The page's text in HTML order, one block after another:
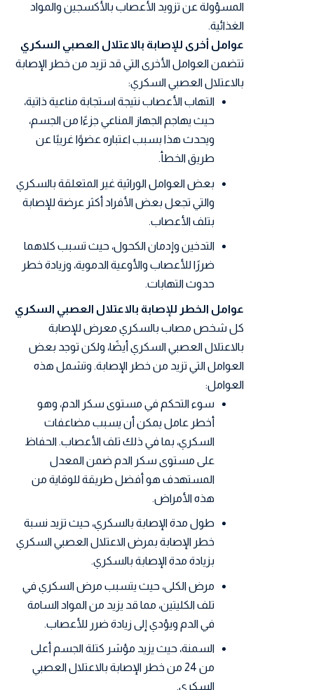
المسؤولة عن تزويد الأعصاب بالأكسجين والمواد
الغذائية.
عوامل أخرى للإصابة بالاعتلال العصبي السكري
تتضمن العوامل الأخرى التي قد تزيد من خطر الإصابة
بالاعتلال العصبي السكري:
التهاب الأعصاب نتيجة استجابة مناعية ذاتية،
حيث يهاجم الجهاز المناعي جزءًا من الجسم،
ويحدث هذا بسبب اعتباره عضوًا غريبًا عن
طريق الخطأ.
بعض العوامل الوراثية غير المتعلقة بالسكري
والتي تجعل بعض الأفراد أكثر عرضة للإصابة
بتلف الأعصاب.
التدخين وإدمان الكحول، حيث تسبب كلاهما
ضررًا للأعصاب والأوعية الدموية، وزيادة خطر
حدوث التهابات.
عوامل الخطر للإصابة بالاعتلال العصبي السكري
كل شخص مصاب بالسكري معرض للإصابة
بالاعتلال العصبي السكري أيضًا، ولكن توجد بعض
العوامل التي تزيد من خطر الإصابة. وتشمل هذه
العوامل:
سوء التحكم في مستوى سكر الدم، وهو
أخطر عامل يمكن أن يسبب مضاعفات
السكري، بما في ذلك تلف الأعصاب. الحفاظ
على مستوى سكر الدم ضمن المعدل
المستهدف هو أفضل طريقة للوقاية من
هذه الأمراض.
طول مدة الإصابة بالسكري، حيث تزيد نسبة
خطر الإصابة بمرض الاعتلال العصبي السكري
بزيادة مدة الإصابة بالسكري.
مرض الكلى، حيث يتسبب مرض السكري في
تلف الكليتين، مما قد يزيد من المواد السامة
في الدم ويؤدي إلى زيادة ضرر للأعصاب.
السمنة، حيث يزيد مؤشر كتلة الجسم أعلى
من 24 من خطر الإصابة بالاعتلال العصبي
السكري.